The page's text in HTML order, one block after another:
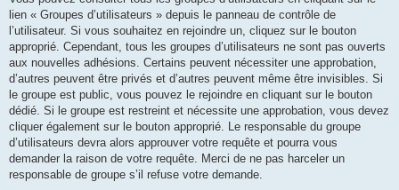
lien « Groupes d’utilisateurs » depuis le panneau de contrôle de
l’utilisateur. Si vous souhaitez en rejoindre un, cliquez sur le bouton
approprié. Cependant, tous les groupes d’utilisateurs ne sont pas ouverts
aux nouvelles adhésions. Certains peuvent nécessiter une approbation,
d’autres peuvent être privés et d’autres peuvent même être invisibles. Si
le groupe est public, vous pouvez le rejoindre en cliquant sur le bouton
dédié. Si le groupe est restreint et nécessite une approbation, vous devez
cliquer également sur le bouton approprié. Le responsable du groupe
d’utilisateurs devra alors approuver votre requête et pourra vous
demander la raison de votre requête. Merci de ne pas harceler un
responsable de groupe s’il refuse votre demande.